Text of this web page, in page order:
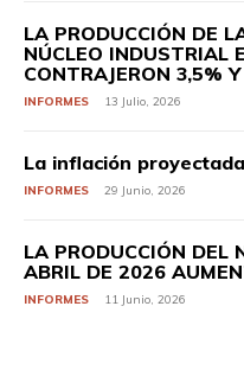
LA PRODUCCIÓN DE
NÚCLEO INDUSTRIAL
CONTRAJERON 3,5%
INFORMES 13 Julio, 2026
La inflación
INFORMES 29 Junio, 2026
LA PRODUCCIÓN DEL
ABRIL DE 2026
INFORMES 11 Junio, 2026